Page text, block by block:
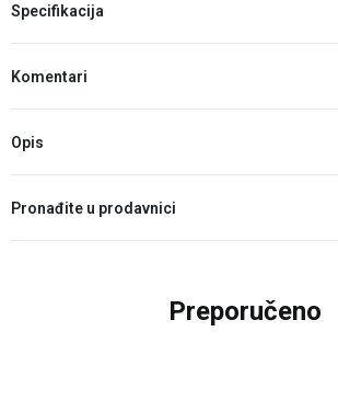
Specifikacija
Komentari
Opis
Pronađite u prodavnici
Preporučeno